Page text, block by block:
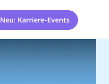
Neu: Karriere-Events